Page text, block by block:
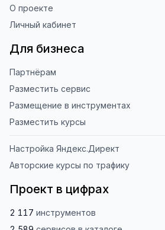
О проекте
Личный кабинет
Для бизнеса
Партнёрам
Разместить сервис
Размещение в инструментах
Разместить курсы
Настройка Яндекс.Директ
Авторские курсы по трафику
Проект в цифрах
2 117 инструментов